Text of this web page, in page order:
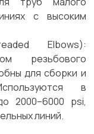
с высоким
Elbows):
резьбового
для сборки и
в
2000–6000 psi,
линий.